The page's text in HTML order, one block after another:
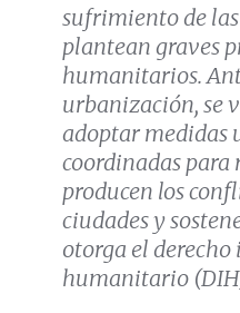
sufrimiento de
plantean graves
humanitarios.
urbanización, se
adoptar medidas
coordinadas para
producen los
ciudades y
otorga el
humanitario